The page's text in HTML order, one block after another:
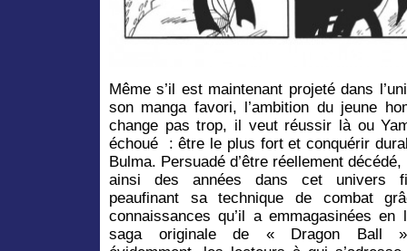
Même s’il est maintenant projeté dans
son manga favori, l’ambition du jeune
change pas trop, il veut réussir là ou
échoué : être le plus fort et conquérir
Bulma. Persuadé d’être réellement
ainsi des années dans cet univers
peaufinant sa technique de combat
connaissances qu’il a emmagasinées en
saga originale de « Dragon Ball